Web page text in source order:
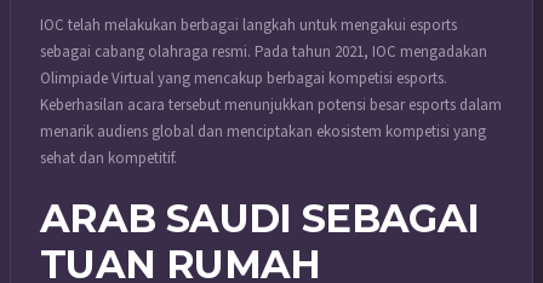
IOC telah melakukan berbagai langkah untuk mengakui esports
sebagai cabang olahraga resmi. Pada tahun 2021, IOC mengadakan
Olimpiade Virtual yang mencakup berbagai kompetisi esports.
Keberhasilan acara tersebut menunjukkan potensi besar esports dalam
menarik audiens global dan menciptakan ekosistem kompetisi yang
sehat dan kompetitif.
ARAB SAUDI SEBAGAI
TUAN RUMAH